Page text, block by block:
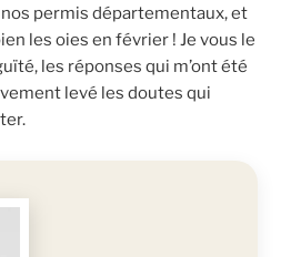
permis départementaux, et
les oies en février ! Je vous le
les réponses qui m’ont été
levé les doutes qui